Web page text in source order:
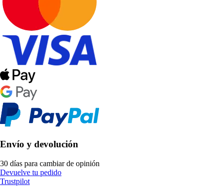
Envío y devolución
30 días para cambiar de opinión
Devuelve tu pedido
Trustpilot